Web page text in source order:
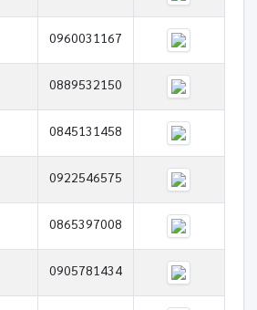
0960031167
0889532150
0845131458
0922546575
0865397008
0905781434